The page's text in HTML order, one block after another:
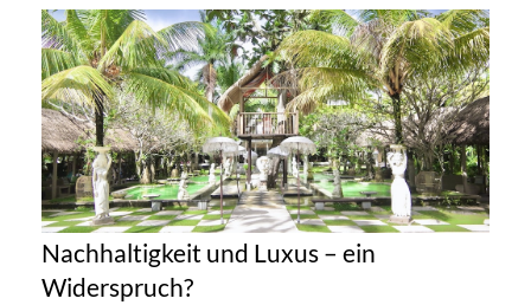
Nachhaltigkeit und Luxus – ein
Widerspruch?